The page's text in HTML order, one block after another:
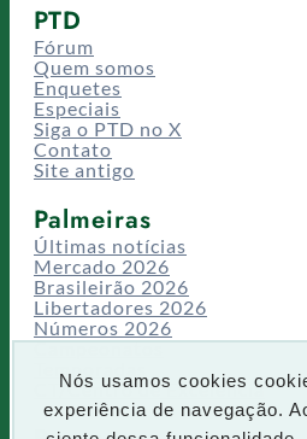
Nós usamos cookies
experiência de navegação.
PTD
Fórum
Quem somos
Enquetes
Especiais
Siga o PTD no X
Contato
Site antigo
Palmeiras
Últimas notícias
Mercado 2026
Brasileirão 2026
Libertadores 2026
Números 2026
Campeonatos
CT/Centro de Excelência